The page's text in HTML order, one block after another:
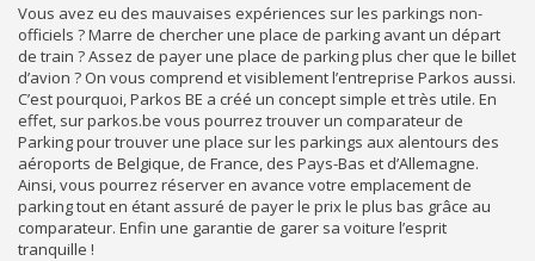
Vous avez eu des mauvaises expériences sur les parkings non-
officiels ? Marre de chercher une place de parking avant un départ
de train ? Assez de payer une place de parking plus cher que le billet
d’avion ? On vous comprend et visiblement l’entreprise Parkos aussi.
C’est pourquoi, Parkos BE a créé un concept simple et très utile. En
effet, sur parkos.be vous pourrez trouver un comparateur de
Parking pour trouver une place sur les parkings aux alentours des
aéroports de Belgique, de France, des Pays-Bas et d’Allemagne.
Ainsi, vous pourrez réserver en avance votre emplacement de
parking tout en étant assuré de payer le prix le plus bas grâce au
comparateur. Enfin une garantie de garer sa voiture l’esprit
tranquille !